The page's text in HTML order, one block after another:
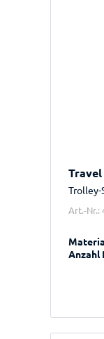
Travel
Trolley-
Art.-Nr.:
Anzahl